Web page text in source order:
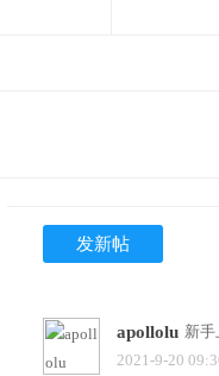
发新帖
apollolu 新
2021-9-20